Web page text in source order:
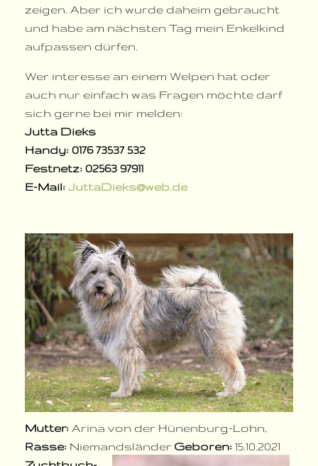
zeigen. Aber ich wurde daheim gebraucht
und habe am nächsten Tag mein Enkelkind
aufpassen dürfen.
Wer interesse an einem Welpen hat oder
auch nur einfach was Fragen möchte darf
sich gerne bei mir melden:
Jutta Dieks
Handy: 0176 73537 532
Festnetz: 02563 97911
E-Mail: JuttaDieks@web.de
Mutter: Arina von der Hünenburg-Lohn,
Rasse: Niemandsländer Geboren: 15.10.2021